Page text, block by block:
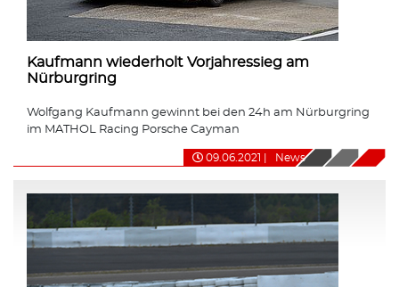
Kaufmann wiederholt Vorjahressieg am
Nürburgring
Wolfgang Kaufmann gewinnt bei den 24h am Nürburgring
im MATHOL Racing Porsche Cayman
09.06.2021 News